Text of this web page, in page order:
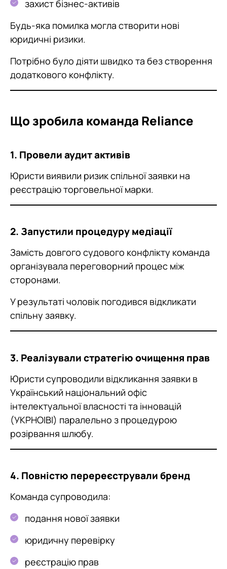
захист бізнес-активів
Будь-яка помилка могла створити нові
юридичні ризики.
Потрібно було діяти швидко та без створення
додаткового конфлікту.
Що зробила команда Reliance
1. Провели аудит активів
Юристи виявили ризик спільної заявки на
реєстрацію торговельної марки.
2. Запустили процедуру медіації
Замість довгого судового конфлікту команда
організувала переговорний процес між
сторонами.
У результаті чоловік погодився відкликати
спільну заявку.
3. Реалізували стратегію очищення прав
Юристи супроводили відкликання заявки в
Український національний офіс
інтелектуальної власності та інновацій
(УКРНОІВІ) паралельно з процедурою
розірвання шлюбу.
4. Повністю перереєстрували бренд
Команда супроводила:
подання нової заявки
юридичну перевірку
реєстрацію прав